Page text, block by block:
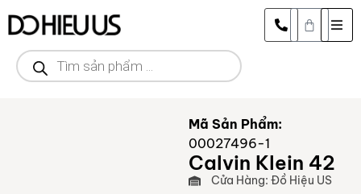
Mã Sản Phẩm:
00027496-1
Calvin Klein 42
Cửa Hàng: Đồ Hiệu US